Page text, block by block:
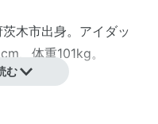
木市出身。アイダッ
、体重101kg。
む